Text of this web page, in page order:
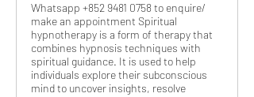
Whatsapp +852 9481 0758 to enquire/
make an appointment Spiritual
hypnotherapy is a form of therapy that
combines hypnosis techniques with
spiritual guidance. It is used to help
individuals explore their subconscious
mind to uncover insights, resolve